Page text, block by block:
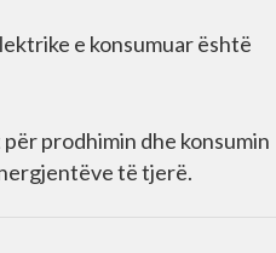
e konsumuar është
prodhimin dhe konsumin
të tjerë.